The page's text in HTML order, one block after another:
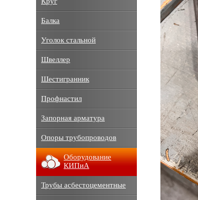
Балка
Уголок стальной
Швеллер
Шестигранник
Профнастил
Запорная арматура
Опоры трубопроводов
Оборудование
КИПиА
Трубы асбестоцементные